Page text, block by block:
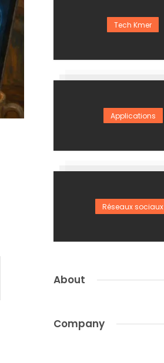
Tech Kmer
Applications
Réseaux sociaux
About
Company